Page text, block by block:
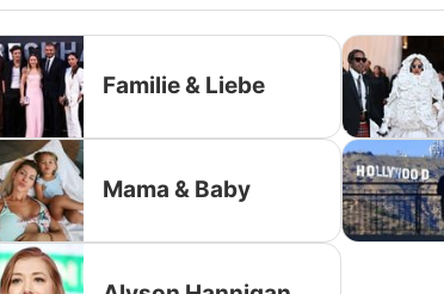
Familie & Liebe
Mama & Baby